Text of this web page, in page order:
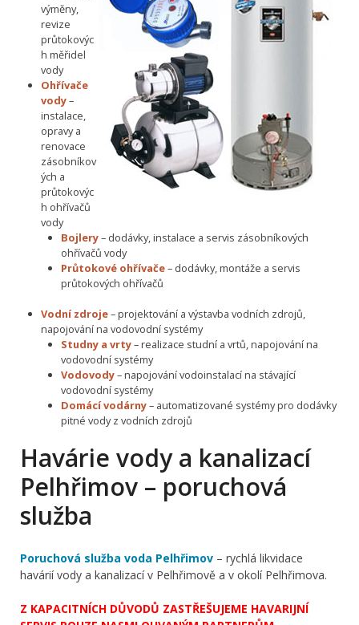
výměny,
revize
průtokovýc
h měřidel
vody
Ohřívače
vody–
instalace,
opravy a
renovace
zásobníkov
ých a
průtokovýc
h ohřívačů
vody
Bojlery– dodávky, instalace a servis zásobníkových
ohřívačů vody
Průtokové ohřívače– dodávky, montáže a servis
průtokových ohřívačů
Vodní zdroje– projektování a výstavba vodních zdrojů,
napojování na vodovodní systémy
Studny a vrty– realizace studní a vrtů, napojování na
vodovodní systémy
Vodovody– napojování vodoinstalací na stávající
vodovodní systémy
Domácí vodárny– automatizované systémy pro dodávky
pitné vody z vodních zdrojů
Havárie vody a kanalizací
Pelhřimov – poruchová
služba
Poruchová služba voda Pelhřimov – rychlá likvidace
havárií vody a kanalizací v Pelhřimově a v okolí Pelhřimova.
Z KAPACITNÍCH DŮVODŮ ZASTŘEŠUJEME HAVARIJNÍ